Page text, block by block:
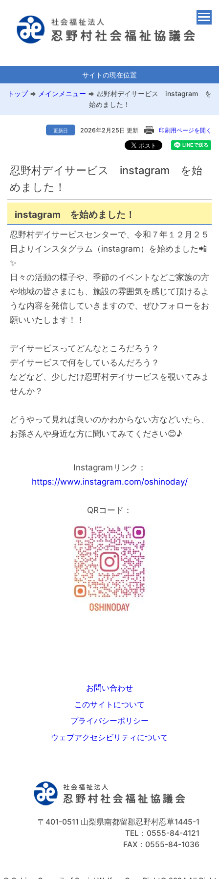
サイトの現在位置
トップ⇒ メインメニュー ⇒ 忍野村デイサービス instagram を
始めました！
更新日 2026年2月25日 更新 印刷用ページを開く
忍野村デイサービス instagram を始
めました！
instagram を始めました！
忍野村デイサービスセンターで、令和７年１２月２５
日よりインスタグラム（instagram）を始めました📲
✨
日々の活動の様子や、季節のイベントなどご家族の方
や地域の皆さまにも、施設の雰囲気を感じて頂けるよ
うな内容を発信していきますので、ぜひフォローをお
願いいたします！！
デイサービスってどんなところだろう？
デイサービスで何をしているんだろう？
などなど、少しだけ忍野村デイサービスを覗いてみま
せんか？
どうやって見れば良いのかわからない方などいたら、
お孫さんや身近な方に聞いてみてください😊♪
Instagramリンク：
https://www.instagram.com/oshinoday/
QRコード：
お問い合わせ
このサイトについて
プライバシーポリシー
ウェブアクセシビリティについて
〒401-0511 山梨県南都留郡忍野村忍草1445-1
TEL：0555-84-4121
FAX：0555-84-1036